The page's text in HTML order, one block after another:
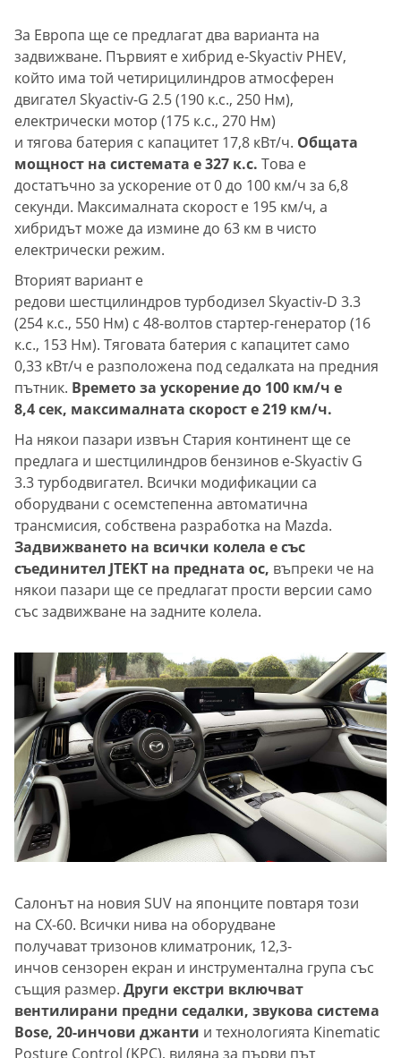
За Европа ще се предлагат два варианта на
задвижване. Първият е хибрид e-Skyactiv PHEV,
който има той четирицилиндров атмосферен
двигател Skyactiv-G 2.5 (190 к.с., 250 Нм),
електрически мотор (175 к.с., 270 Нм)
и тягова батерия с капацитет 17,8 кВт/ч. Общата
мощност на системата е 327 к.с. Това е
достатъчно за ускорение от 0 до 100 км/ч за 6,8
секунди. Максималната скорост е 195 км/ч, а
хибридът може да измине до 63 км в чисто
електрически режим.
Вторият вариант е
редови шестцилиндров турбодизел Skyactiv-D 3.3
(254 к.с., 550 Нм) с 48-волтов стартер-генератор (16
к.с., 153 Нм). Тяговата батерия с капацитет само
0,33 кВт/ч е разположена под седалката на предния
пътник. Времето за ускорение до 100 км/ч е
8,4 сек, максималната скорост е 219 км/ч.
На някои пазари извън Стария континент ще се
предлага и шестцилиндров бензинов e-Skyactiv G
3.3 турбодвигател. Всички модификации са
оборудвани с осемстепенна автоматична
трансмисия, собствена разработка на Mazda.
Задвижването на всички колела е със
съединител JTEKT на предната ос, въпреки че на
някои пазари ще се предлагат прости версии само
със задвижване на задните колела.
Салонът на новия SUV на японците повтаря този
на CX-60. Всички нива на оборудване
получават тризонов климатроник, 12,3-
инчов сензорен екран и инструментална група със
същия размер. Други екстри включват
вентилирани предни седалки, звукова система
Bose, 20-инчови джанти и технологията Kinematic
Posture Control (KPC), видяна за първи път